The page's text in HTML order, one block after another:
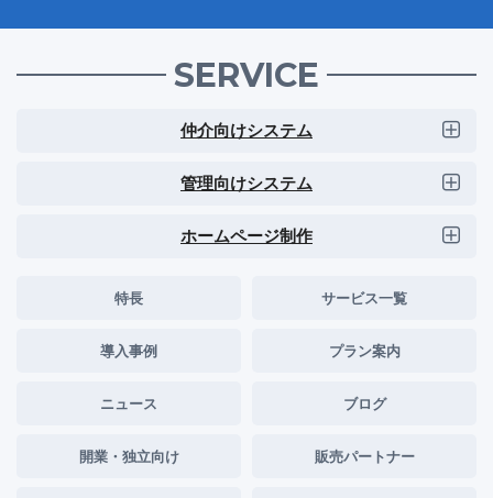
SERVICE
仲介向けシステム
管理向けシステム
ホームページ制作
特長 サービス一覧
導入事例 プラン案内
ニュース ブログ
開業・独立向け 販売パートナー